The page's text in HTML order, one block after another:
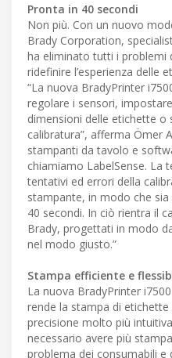
Pronta in 40 secondi
Non più. Con un nuovo
Brady Corporation,
ha eliminato tutti i problemi
ridefinire l’esperienza delle
“La nuova BradyPrinter
regolare i sensori,
dimensioni delle etichette o
calibratura”, afferma Ömer
stampanti da tavolo e
chiamiamo LabelSense. La
tentativi ed errori della
stampante, in modo che
40 secondi. In ciò rientra il
Brady, progettati in modo
nel modo giusto.”
Stampa efficiente e
La nuova BradyPrinter
rende la stampa di
precisione molto più
necessario avere più
problema dei consumabili e